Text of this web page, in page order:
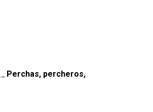
Perchas, percheros,